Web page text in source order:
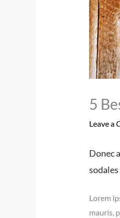
5
Leave a
Donec
Lorem
mauris,